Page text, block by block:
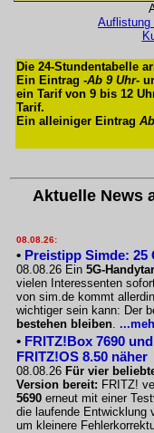
Auflistung
Die 24-Stundentabelle
Ein Eintrag -Ab 9 Uhr-
ein Tarif von 9 bis 12
Tarif.
Ein alleiniger Eintrag
Aktuelle News
08.08.26:
• Preistipp Simde: 25
08.08.26 Ein 5G-
vielen Interessenten
von sim.de kommt
wichtiger sein kann: Der
bestehen bleiben.
• FRITZ!Box 7690
FRITZ!OS 8.50 näher
08.08.26 Für vier
Version bereit: FRITZ!
5690 erneut mit einer
die laufende Entwicklung
um kleinere